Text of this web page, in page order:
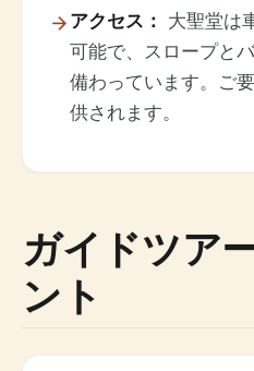
アクセス： 大聖堂は
可能で、スロープと
備わっています。ご
供されます。
ガイドツア
ント